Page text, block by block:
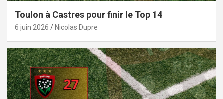
Toulon à Castres pour finir le Top 14
6 juin 2026 Nicolas Dupre